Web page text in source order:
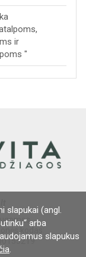
slapukai (angl.
arba
slapukus
.
ir
"
kodas: